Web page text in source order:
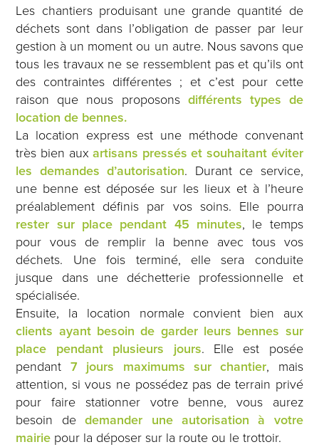
Les chantiers produisant une grande quantité de
déchets sont dans l’obligation de passer par leur
gestion à un moment ou un autre. Nous savons que
tous les travaux ne se ressemblent pas et qu’ils ont
des contraintes différentes ; et c’est pour cette
raison que nous proposons différents types de
location de bennes.
La location express est une méthode convenant
très bien auxartisans pressés et souhaitant éviter
les demandes d’autorisation. Durant ce service,
une benne est déposée sur les lieux et à l’heure
préalablement définis par vos soins. Elle pourra
rester sur place pendant 45 minutes, le temps
pour vous de remplir la benne avec tous vos
déchets. Une fois terminé, elle sera conduite
jusque dans une déchetterie professionnelle et
spécialisée.
Ensuite, la location normale convient bien aux
clients ayant besoin de garder leurs bennes sur
place pendant plusieurs jours. Elle est posée
pendant 7 jours maximums sur chantier, mais
attention, si vous ne possédez pas de terrain privé
pour faire stationner votre benne, vous aurez
besoin dedemander une autorisation à votre
mairie pour la déposer sur la route ou le trottoir.